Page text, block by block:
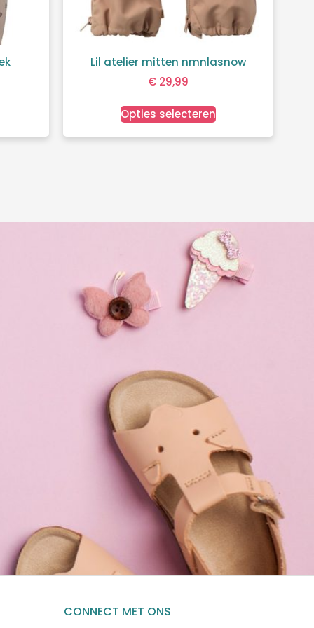
Lil atelier mitten nmnlasnow
€ 29,99
Opties selecteren
CONNECT MET ONS